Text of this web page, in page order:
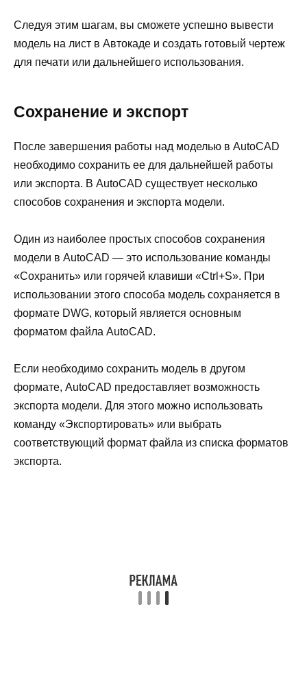
Следуя этим шагам, вы сможете успешно вывести
модель на лист в Автокаде и создать готовый чертеж
для печати или дальнейшего использования.
Сохранение и экспорт
После завершения работы над моделью в AutoCAD
необходимо сохранить ее для дальнейшей работы
или экспорта. В AutoCAD существует несколько
способов сохранения и экспорта модели.
Один из наиболее простых способов сохранения
модели в AutoCAD — это использование команды
«Сохранить» или горячей клавиши «Ctrl+S». При
использовании этого способа модель сохраняется в
формате DWG, который является основным
форматом файла AutoCAD.
Если необходимо сохранить модель в другом
формате, AutoCAD предоставляет возможность
экспорта модели. Для этого можно использовать
команду «Экспортировать» или выбрать
соответствующий формат файла из списка форматов
экспорта.